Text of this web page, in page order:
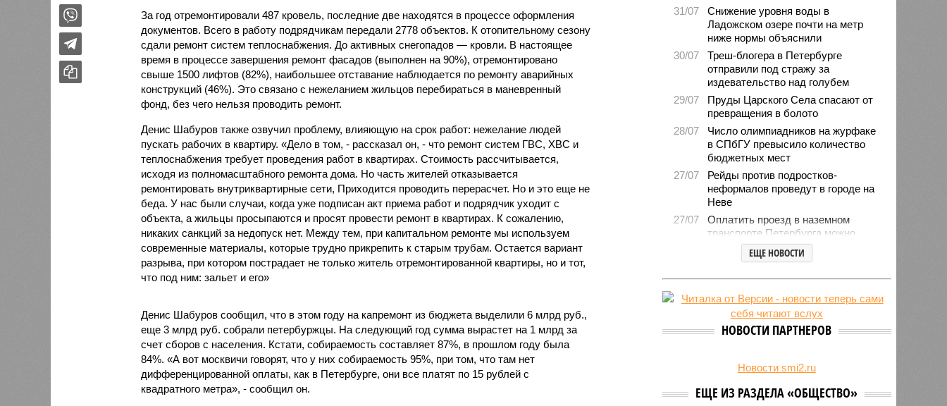
За год отремонтировали 487 кровель, последние две находятся в процессе оформления
документов. Всего в работу подрядчикам передали 2778 объектов. К отопительному сезону
сдали ремонт систем теплоснабжения. До активных снегопадов — кровли. В настоящее
время в процессе завершения ремонт фасадов (выполнен на 90%), отремонтировано
свыше 1500 лифтов (82%), наибольшее отставание наблюдается по ремонту аварийных
конструкций (46%). Это связано с нежеланием жильцов перебираться в маневренный
фонд, без чего нельзя проводить ремонт.
Денис Шабуров также озвучил проблему, влияющую на срок работ: нежелание людей
пускать рабочих в квартиру. «Дело в том, - рассказал он, - что ремонт систем ГВС, ХВС и
теплоснабжения требует проведения работ в квартирах. Стоимость рассчитывается,
исходя из полномасштабного ремонта дома. Но часть жителей отказывается
ремонтировать внутриквартирные сети, Приходится проводить перерасчет. Но и это еще не
беда. У нас были случаи, когда уже подписан акт приема работ и подрядчик уходит с
объекта, а жильцы просыпаются и просят провести ремонт в квартирах. К сожалению,
никаких санкций за недопуск нет. Между тем, при капитальном ремонте мы используем
современные материалы, которые трудно прикрепить к старым трубам. Остается вариант
разрыва, при котором пострадает не только житель отремонтированной квартиры, но и тот,
что под ним: зальет и его»
Денис Шабуров сообщил, что в этом году на капремонт из бюджета выделили 6 млрд руб.,
еще 3 млрд руб. собрали петербуржцы. На следующий год сумма вырастет на 1 млрд за
счет сборов с населения. Кстати, собираемость составляет 87%, в прошлом году была
84%. «А вот москвичи говорят, что у них собираемость 95%, при том, что там нет
дифференцированной оплаты, как в Петербурге, они все платят по 15 рублей с
квадратного метра», - сообщил он.
31/07
Снижение уровня воды в
Ладожском озере почти на метр
ниже нормы объяснили
30/07
Треш-блогера в Петербурге
отправили под стражу за
издевательство над голубем
29/07
Пруды Царского Села спасают от
превращения в болото
28/07
Число олимпиадников на журфаке
в СПбГУ превысило количество
бюджетных мест
27/07
Рейды против подростков-
неформалов проведут в городе на
Неве
27/07
Оплатить проезд в наземном
транспорте Петербурга можно
будет по геолокации
Власти поручили сократить сроки
отключения горячей воды в
День ВМФ в Петербурге отметят
без главного военно-морского
парада и салюта
прав предложили ввести в
ЕЩЕ НОВОСТИ
НОВОСТИ ПАРТНЕРОВ
Новости smi2.ru
ЕЩЕ ИЗ РАЗДЕЛА «ОБЩЕСТВО»